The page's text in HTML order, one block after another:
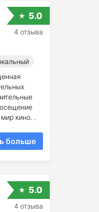
кино. .
больше
5.0
4 отзыва
5.0
4 отзыва